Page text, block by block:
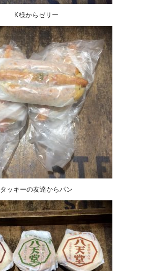
K様からゼリー
タッキーの友達からパン